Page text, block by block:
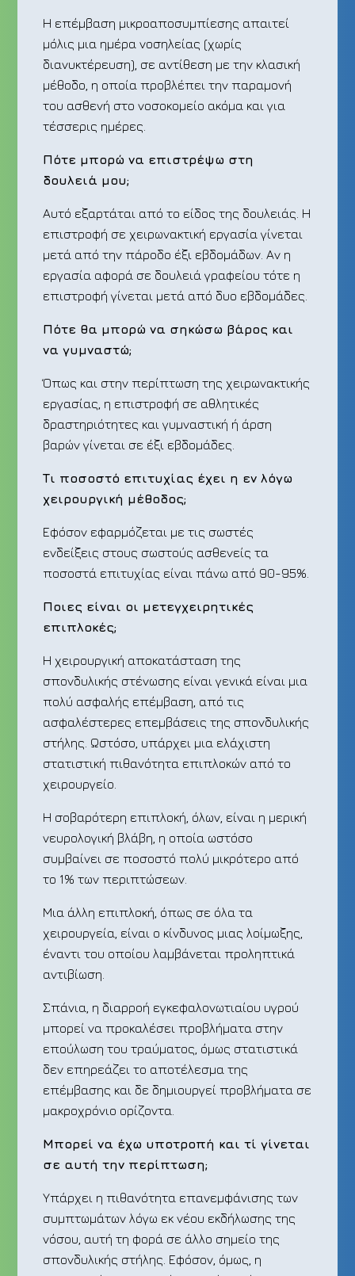
Η επέμβαση μικροαποσυμπίεσης απαιτεί
μόλις μια ημέρα νοσηλείας (χωρίς
διανυκτέρευση), σε αντίθεση με την κλασική
μέθοδο, η οποία προβλέπει την παραμονή
του ασθενή στο νοσοκομείο ακόμα και για
τέσσερις ημέρες.
Πότε μπορώ να επιστρέψω στη
δουλειά μου;
Αυτό εξαρτάται από το είδος της δουλειάς. Η
επιστροφή σε χειρωνακτική εργασία γίνεται
μετά από την πάροδο έξι εβδομάδων. Αν η
εργασία αφορά σε δουλειά γραφείου τότε η
επιστροφή γίνεται μετά από δυο εβδομάδες.
Πότε θα μπορώ να σηκώσω βάρος και
να γυμναστώ;
Όπως και στην περίπτωση της χειρωνακτικής
εργασίας, η επιστροφή σε αθλητικές
δραστηριότητες και γυμναστική ή άρση
βαρών γίνεται σε έξι εβδομάδες.
Τι ποσοστό επιτυχίας έχει η εν λόγω
χειρουργική μέθοδος;
Εφόσον εφαρμόζεται με τις σωστές
ενδείξεις στους σωστούς ασθενείς τα
ποσοστά επιτυχίας είναι πάνω από 90-95%.
Ποιες είναι οι μετεγχειρητικές
επιπλοκές;
Η χειρουργική αποκατάσταση της
σπονδυλικής στένωσης είναι γενικά είναι μια
πολύ ασφαλής επέμβαση, από τις
ασφαλέστερες επεμβάσεις της σπονδυλικής
στήλης. Ωστόσο, υπάρχει μια ελάχιστη
στατιστική πιθανότητα επιπλοκών από το
χειρουργείο.
Η σοβαρότερη επιπλοκή, όλων, είναι η μερική
νευρολογική βλάβη, η οποία ωστόσο
συμβαίνει σε ποσοστό πολύ μικρότερο από
το 1% των περιπτώσεων.
Μια άλλη επιπλοκή, όπως σε όλα τα
χειρουργεία, είναι ο κίνδυνος μιας λοίμωξης,
έναντι του οποίου λαμβάνεται προληπτικά
αντιβίωση.
Σπάνια, η διαρροή εγκεφαλονωτιαίου υγρού
μπορεί να προκαλέσει προβλήματα στην
επούλωση του τραύματος, όμως στατιστικά
δεν επηρεάζει το αποτέλεσμα της
επέμβασης και δε δημιουργεί προβλήματα σε
μακροχρόνιο ορίζοντα.
Μπορεί να έχω υποτροπή και τί γίνεται
σε αυτή την περίπτωση;
Υπάρχει η πιθανότητα επανεμφάνισης των
συμπτωμάτων λόγω εκ νέου εκδήλωσης της
νόσου, αυτή τη φορά σε άλλο σημείο της
σπονδυλικής στήλης. Εφόσον, όμως, η